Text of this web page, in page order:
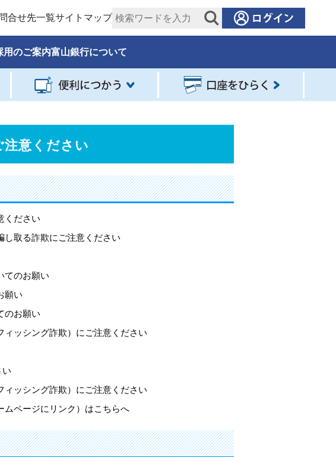
合せ先一覧サイトマップ
用のご案内富山銀行について
注意ください
ください
取る詐欺にご注意ください
てのお願い
願い
のお願い
ッシング詐欺）にご注意ください
い
ッシング詐欺）にご注意ください
ムページにリンク）はこちらへ